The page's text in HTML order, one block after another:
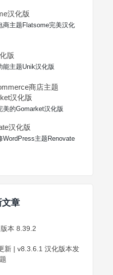
汉化版
商主题Flatsome完美汉化
版
能主题Unik汉化版
商店主题
汉化版
美的Gomarket汉化版
汉化版
WordPress主题Renovate
文章
本 8.39.2
新 | v8.3.6.1 汉化版本发